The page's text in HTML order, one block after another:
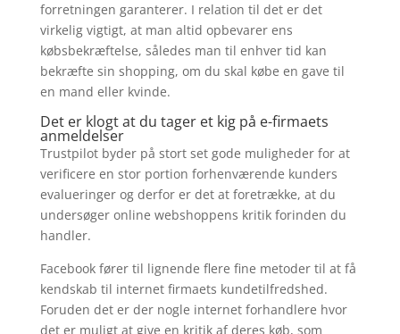
forretningen garanterer. I relation til det er det
virkelig vigtigt, at man altid opbevarer ens
købsbekræftelse, således man til enhver tid kan
bekræfte sin shopping, om du skal købe en gave til
en mand eller kvinde.
Det er klogt at du tager et kig på e-firmaets
anmeldelser
Trustpilot byder på stort set gode muligheder for at
verificere en stor portion forhenværende kunders
evalueringer og derfor er det at foretrække, at du
undersøger online webshoppens kritik forinden du
handler.
Facebook fører til lignende flere fine metoder til at få
kendskab til internet firmaets kundetilfredshed.
Foruden det er der nogle internet forhandlere hvor
det er muligt at give en kritik af deres køb, som